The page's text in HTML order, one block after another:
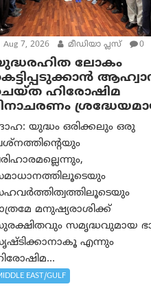
Aug 7, 2026 മീഡിയാ പ്ലസ് 0
ലോകം
ഹിരോഷിമ
യുദ്ധം ഒരിക്കലും ഒരു
മനുഷ്യരാശിക്ക്
സമൃദ്ധവുമായ
എന്നും
EAST/GULF